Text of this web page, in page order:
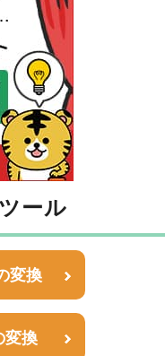
ール
変換
変換